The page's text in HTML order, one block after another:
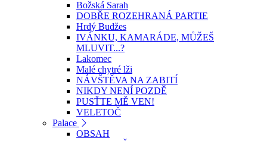
Božská Sarah
DOBŘE ROZEHRANÁ PARTIE
Hrdý Budžes
IVÁNKU, KAMARÁDE, MŮŽEŠ
MLUVIT...?
Lakomec
Malé chytré lži
NÁVŠTĚVA NA ZABITÍ
NIKDY NENÍ POZDĚ
PUSŤTE MĚ VEN!
VELETOČ
Palace
OBSAH